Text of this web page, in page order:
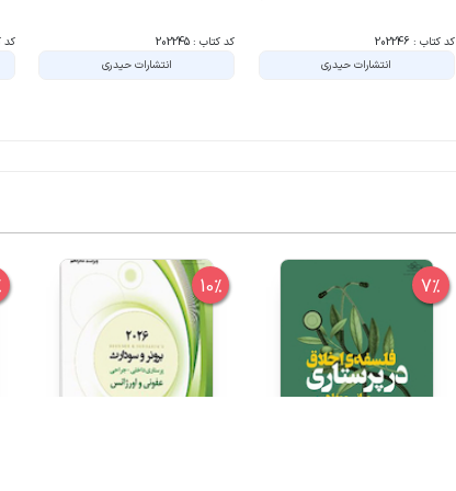
کد کتاب : 202246
انتشارات حیدری
کد کتاب : 202245
انتشارات حیدری
کد
7%
10%